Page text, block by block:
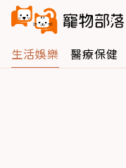
生活娛樂 醫療保健